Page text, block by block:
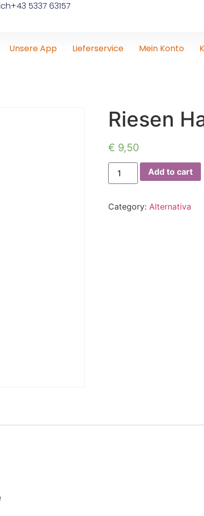
+43 5337 63157
Unsere App Lieferservice Mein Konto
Riesen
€ 9,50
Add to cart
Category: Alternativa